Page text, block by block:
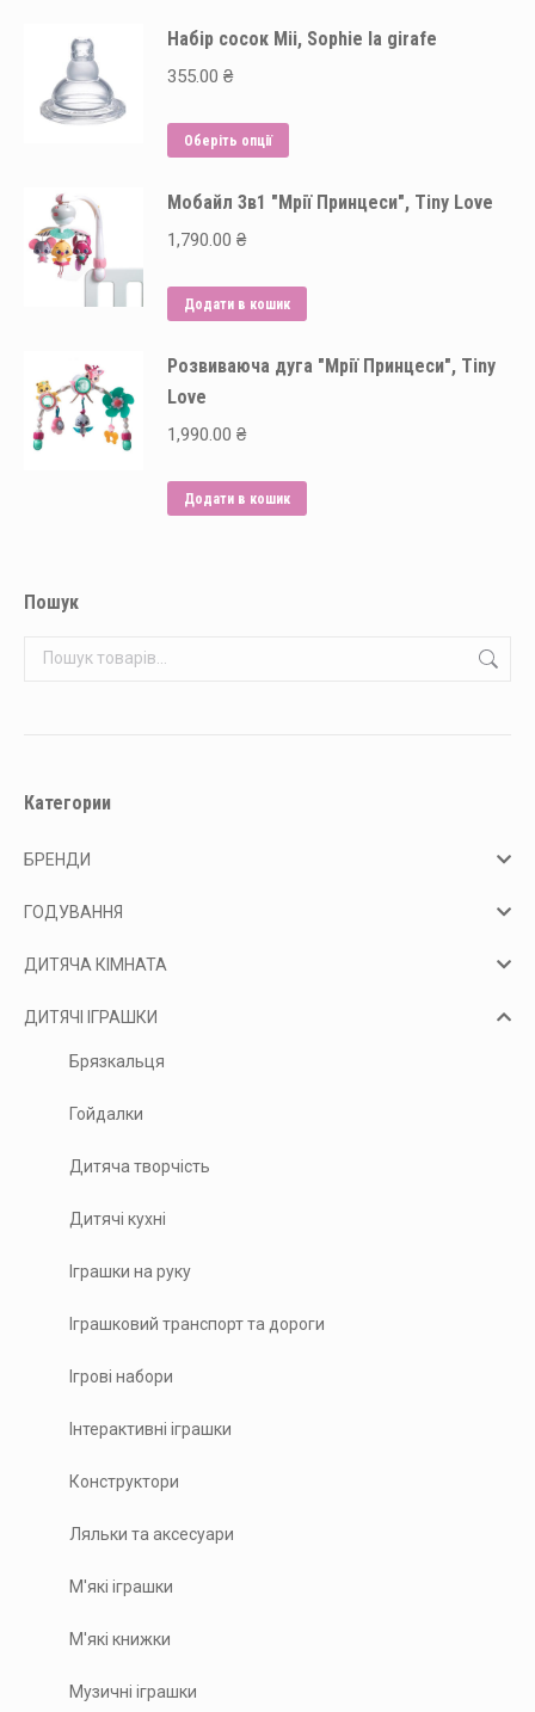
Набір сосок Mii, Sophie la girafe
355.00 ₴
Оберіть опції
має
Параметри
вибрати
Мобайл 3в1 "Мрії Принцеси", Tiny Love
1,790.00 ₴
Додати в кошик
Розвиваюча дуга "Мрії Принцеси", Tiny
Love
1,990.00 ₴
Додати в кошик
Пошук
Категории
БРЕНДИ
ГОДУВАННЯ
ДИТЯЧА КІМНАТА
ДИТЯЧІ ІГРАШКИ
Брязкальця
Гойдалки
Дитяча творчість
Дитячі кухні
Іграшки на руку
Іграшковий транспорт та дороги
Ігрові набори
Інтерактивні іграшки
Конструктори
Ляльки та аксесуари
М'які іграшки
М'які книжки
Музичні іграшки